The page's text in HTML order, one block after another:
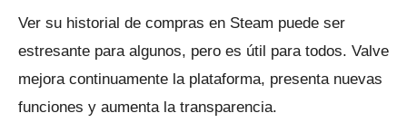
Ver su historial de compras en Steam puede ser
estresante para algunos, pero es útil para todos. Valve
mejora continuamente la plataforma, presenta nuevas
funciones y aumenta la transparencia.